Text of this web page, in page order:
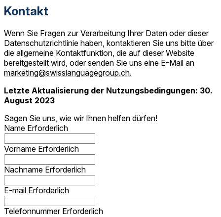
Kontakt
Wenn Sie Fragen zur Verarbeitung Ihrer Daten oder dieser
Datenschutzrichtlinie haben, kontaktieren Sie uns bitte über
die allgemeine Kontaktfunktion, die auf dieser Website
bereitgestellt wird, oder senden Sie uns eine E-Mail an
marketing@swisslanguagegroup.ch.
Letzte Aktualisierung der Nutzungsbedingungen: 30.
August 2023
Sagen Sie uns, wie wir Ihnen helfen dürfen!
Name Erforderlich
Vorname Erforderlich
Nachname Erforderlich
E-mail Erforderlich
Telefonnummer Erforderlich